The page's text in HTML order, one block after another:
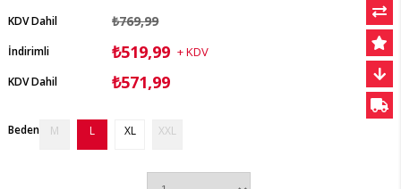
KDV Dahil
₺769,99
İndirimli ₺519,99 + KDV
KDV Dahil ₺571,99
Beden M L XL XXL